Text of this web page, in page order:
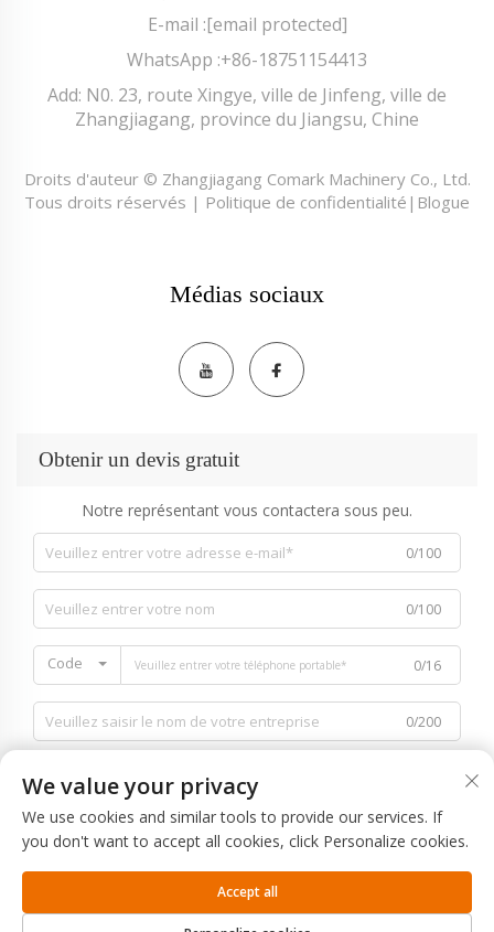
E-mail :[email protected]
WhatsApp :+86-18751154413
Add: N0. 23, route Xingye, ville de Jinfeng, ville de
Zhangjiagang, province du Jiangsu, Chine
Droits d'auteur © Zhangjiagang Comark Machinery Co., Ltd.
Tous droits réservés | Politique de confidentialité | Blogue
Médias sociaux
Obtenir un devis gratuit
Notre représentant vous contactera sous peu.
0/100
0/100
Code 0/16
0/200
0/1000
Envoyer
We value your privacy
We use cookies and similar tools to provide our services. If
you don't want to accept all cookies, click Personalize cookies.
Accept all